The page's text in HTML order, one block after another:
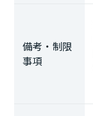
備考・制限
事項